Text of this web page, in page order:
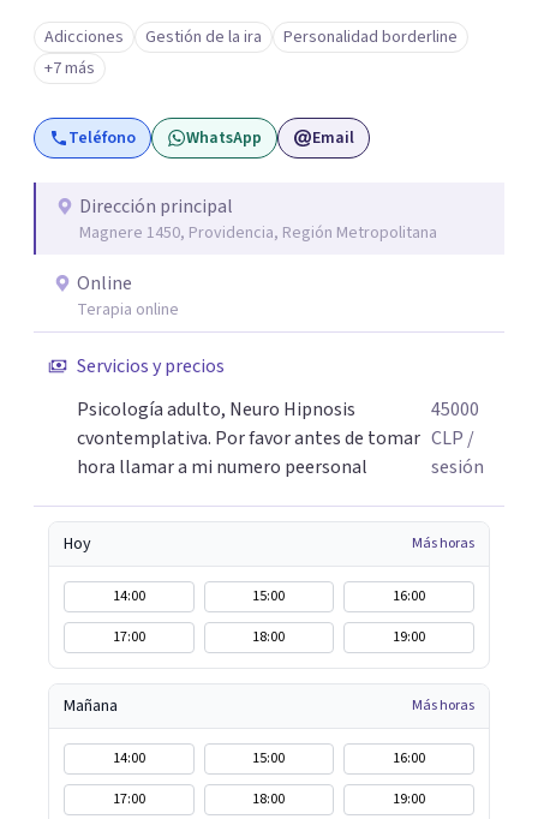
de acompañarte en este camino de auto descubrimiento
y crecimiento personal dejando atrás todo aquello que
nos impiden avanzar y ser exitosos.Vamos a transitar
juntos el camino a tu sanidad. DFisponible y atento a tu
llamado un abrazo cordial.
Adicciones Gestión de la ira
Personalidad borderline
+7 más
Teléfono WhatsApp Email
Dirección principal
Magnere 1450, Providencia, Región Metropolitana
Online
Terapia online
Servicios y precios
Psicología adulto, Neuro Hipnosis
cvontemplativa. Por favor antes de tomar
hora llamar a mi numero peersonal
45000
CLP /
sesión
Hoy Más horas
14:00 15:00
16:00
17:00
18:00 19:00
Mañana Más horas
14:00 15:00
16:00
17:00
18:00 19:00